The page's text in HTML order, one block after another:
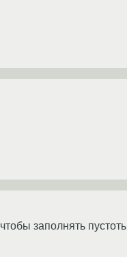
заполнять